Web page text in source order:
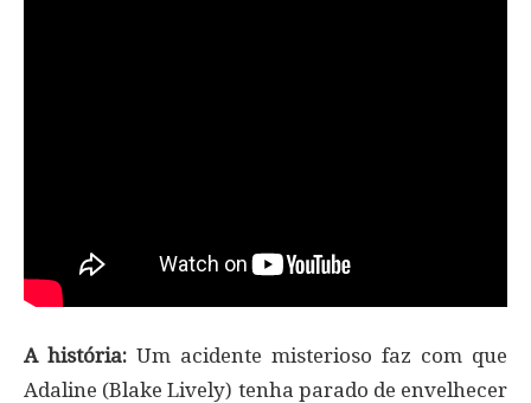
A história: Um acidente misterioso faz com que
Adaline (Blake Lively) tenha parado de envelhecer